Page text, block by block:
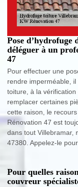
Pose
déléguer à un
47
Pour effectuer une
rendre imperméable,
toiture, à la vérification
remplacer certaines
cette raison, le
Rénovation 47 est
dans tout Villebramar,
47380. Appelez-le
Pour quelles
couvreur